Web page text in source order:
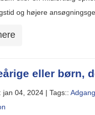
og højere
eller børn,
jan 04, 2024 | Tags::